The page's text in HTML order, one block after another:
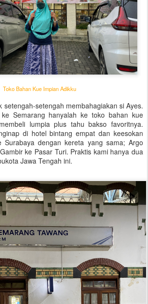
Toko Bahan Kue Impian Adikku
setengah-setengah membahagiakan si Ayes.
Semarang hanyalah ke toko bahan kue
lumpia plus tahu bakso favoritnya.
di hotel bintang empat dan keesokan
Surabaya dengan kereta yang sama; Argo
ke Pasar Turi. Praktis kami hanya dua
Jawa Tengah ini.